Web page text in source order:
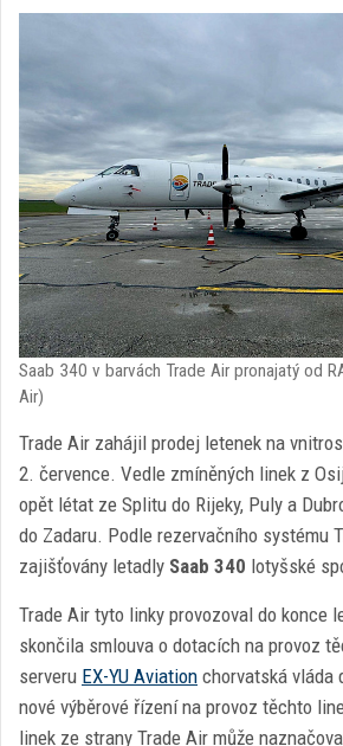
Saab 340 v barvách Trade Air pronajatý od
Air)
Trade Air zahájil prodej letenek na
2. července. Vedle zmíněných linek z
opět létat ze Splitu do Rijeky, Puly a
do Zadaru. Podle rezervačního systému
zajišťovány letadly Saab 340 lotyšské
Trade Air tyto linky provozoval do konce
skončila smlouva o dotacích na provoz
serveru EX-YU Aviation chorvatská vláda
nové výběrové řízení na provoz těchto
linek ze strany Trade Air může